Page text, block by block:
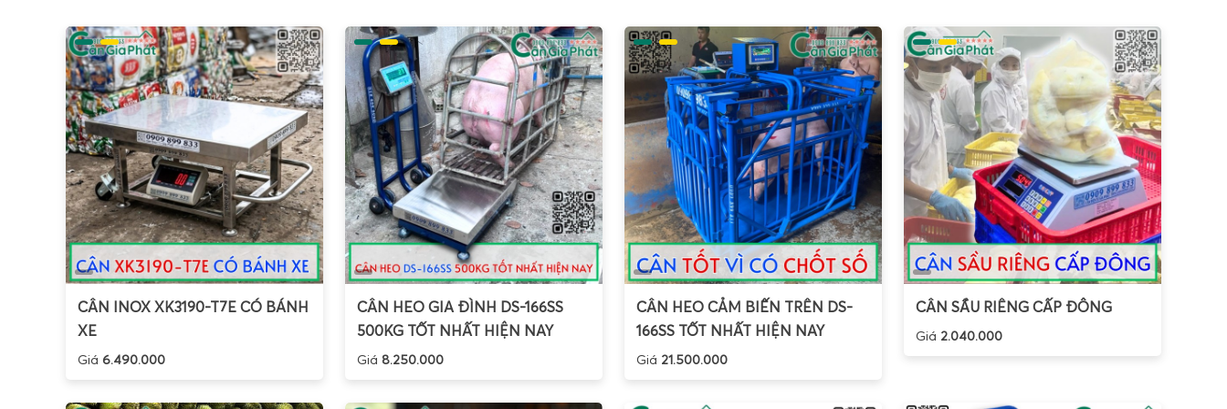
quan sát kết quả trong nhiều điều kiện ánh sáng khác nhau.
Đa số các mẫucân mini 100g 200g 300g 500g 1000gtại Cân Điện Tử Gia Phát đều hỗ trợ nhiều đơn vị cân như g, ct, oz,
ozt, dwt… cùng các chức năng cơ bản như trừ bì (Tare), đếm mẫu (PCS), giữ giá trị cân (Hold), cảnh báo quá tải, tự động
tắt nguồn tiết kiệm pin. Điều này giúp cân tiểu li không chỉ chính xác mà còn linh hoạt, dễ sử dụng trong nhiều môi trường
làm việc khác nhau.
Khách hàng Cân Điện Tử Gia Phát dùng cân tiểu li – cân điện tử mini để cân những loại hàng hóa nào?
Với kinh nghiệmmua bán & sửa cân tiểu li, cân điện tử mini, cân mini 100g 200g 300g 500g 1000g toàn quốc, Cân Điện
Tử Gia Phát đã phục vụ rất nhiều nhóm khách hàng khác nhau. Mỗi nhóm ngành nghề lại có nhu cầu cân đo riêng, đòi hỏi
lựa chọn đúng loại cân tiểu li với tải trọng và độ chính xác phù hợp.
Cân vàng, nữ trang và đá quý bằng cân điện tử mini 100g 200g 300g 500g
CÂN INOX XK3190-T7E CÓ BÁNH
XE
Giá 6.490.000
CÂN HEO GIA ĐÌNH DS-166SS
500KG TỐT NHẤT HIỆN NAY
Giá 8.250.000
CÂN HEO CẢM BIẾN TRÊN DS-
166SS TỐT NHẤT HIỆN NAY
Giá 21.500.000
CÂN SẦU RIÊNG CẤP ĐÔNG
Giá 2.040.000